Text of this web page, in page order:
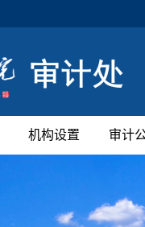
机构设置 审计